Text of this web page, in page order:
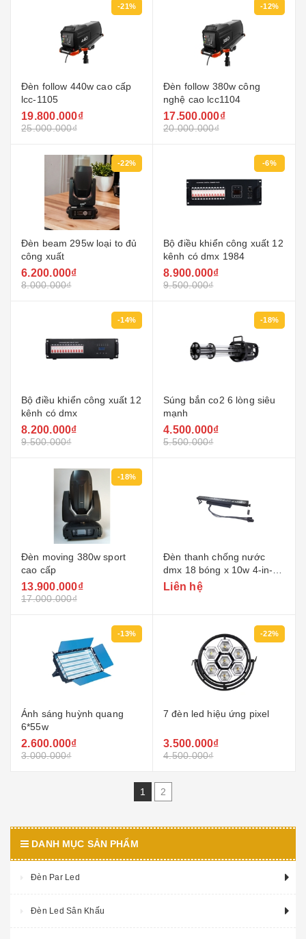
-21%
Đèn follow 440w cao cấp
lcc-1105
19.800.000₫
25.000.000₫
-12%
Đèn follow 380w công
nghệ cao lcc1104
17.500.000₫
20.000.000₫
-22%
Đèn beam 295w loại to đủ
công xuất
6.200.000₫
8.000.000₫
-6%
Bộ điều khiển công xuất 12
kênh có dmx 1984
8.900.000₫
9.500.000₫
-14%
Bộ điều khiển công xuất 12
kênh có dmx
8.200.000₫
9.500.000₫
-18%
Súng bắn co2 6 lòng siêu
mạnh
4.500.000₫
5.500.000₫
-18%
Đèn moving 380w sport
cao cấp
13.900.000₫
17.000.000₫
Đèn thanh chống nước
dmx 18 bóng x 10w 4-in-1
rgb ngoài trời
Liên hệ
-13%
Ánh sáng huỳnh quang
6*55w
2.600.000₫
3.000.000₫
-22%
7 đèn led hiệu ứng pixel
3.500.000₫
4.500.000₫
1 2
DANH MỤC SẢN PHẨM
Đèn Par Led
Đèn Led Sân Khấu